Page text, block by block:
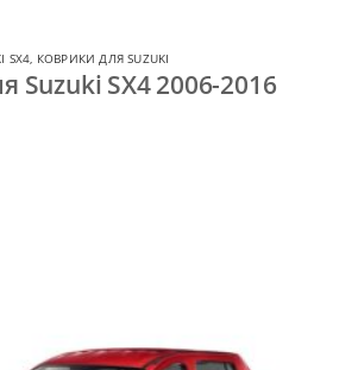
SX4, КОВРИКИ ДЛЯ SUZUKI
Suzuki SX4 2006-2016